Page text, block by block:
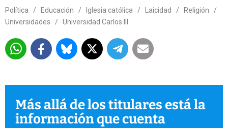
Política
/ Educación / Iglesia católica / Laicidad / Religión
/
Universidades
/ Universidad Carlos III
Más allá de los titulares está la
información que cuenta